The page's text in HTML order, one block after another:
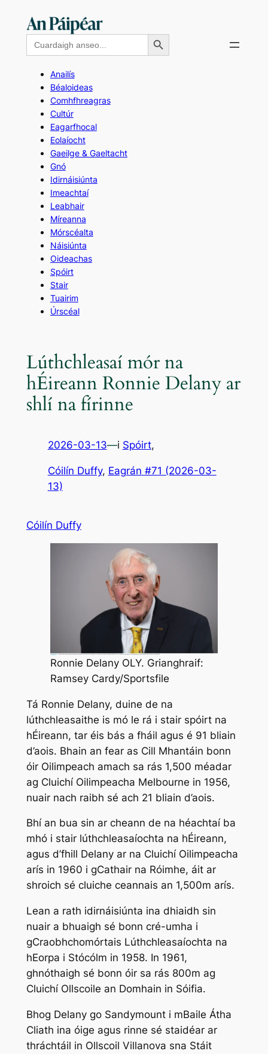
contentSearch
for:
Search Button
Anailís
Béaloideas
Comhfhreagras
Cultúr
Eagarfhocal
Eolaíocht
Gaeilge & Gaeltacht
Gnó
Idirnáisiúnta
Imeachtaí
Leabhair
Míreanna
Mórscéalta
Náisiúnta
Oideachas
Spóirt
Stair
Tuairim
Úrscéal
Lúthchleasaí mór na
hÉireann Ronnie Delany ar
shlí na fírinne
2026-03-13—i Spóirt,
Cóilín Duffy, Eagrán #71 (2026-03-
13)
Cóilín Duffy
Ronnie Delany OLY. Grianghraif:
Ramsey Cardy/Sportsfile
Tá Ronnie Delany, duine de na
lúthchleasaithe is mó le rá i stair spóirt na
hÉireann, tar éis bás a fháil agus é 91 bliain
d’aois. Bhain an fear as Cill Mhantáin bonn
óir Oilimpeach amach sa rás 1,500 méadar
ag Cluichí Oilimpeacha Melbourne in 1956,
nuair nach raibh sé ach 21 bliain d’aois.
Bhí an bua sin ar cheann de na héachtaí ba
mhó i stair lúthchleasaíochta na hÉireann,
agus d’fhill Delany ar na Cluichí Oilimpeacha
arís in 1960 i gCathair na Róimhe, áit ar
shroich sé cluiche ceannais an 1,500m arís.
Lean a rath idirnáisiúnta ina dhiaidh sin
nuair a bhuaigh sé bonn cré-umha i
gCraobhchomórtais Lúthchleasaíochta na
hEorpa i Stócólm in 1958. In 1961,
ghnóthaigh sé bonn óir sa rás 800m ag
Cluichí Ollscoile an Domhain in Sóifia.
Bhog Delany go Sandymount i mBaile Átha
Cliath ina óige agus rinne sé staidéar ar
thráchtáil in Ollscoil Villanova sna Stáit